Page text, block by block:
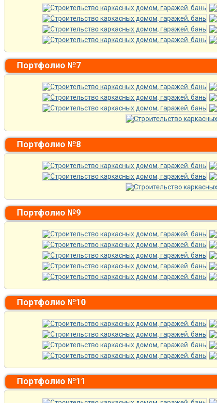
Портфолио №7
Портфолио №8
Портфолио №9
Портфолио №10
Портфолио №11